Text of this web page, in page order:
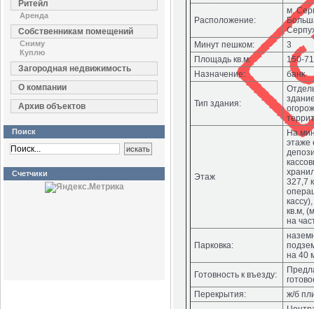
Ритейл
Аренда
Собственникам помещений
Сниму
Куплю
Загородная недвижимость
О компании
Архив объектов
Поиск
Счетчики
Расположение:
м.
Минут пешком:
3
Площадь кв.м:
150-
Назначение:
банк
Тип здания:
Этаж
На
этаже
327,7
кв.м,
на
Парковка:
на 40
Готовность к въезду:
Перекрытия:
ж/б